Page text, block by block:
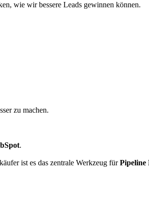
wie wir bessere Leads gewinnen können.
zu machen.
.
ist es das zentrale Werkzeug fürPipeline